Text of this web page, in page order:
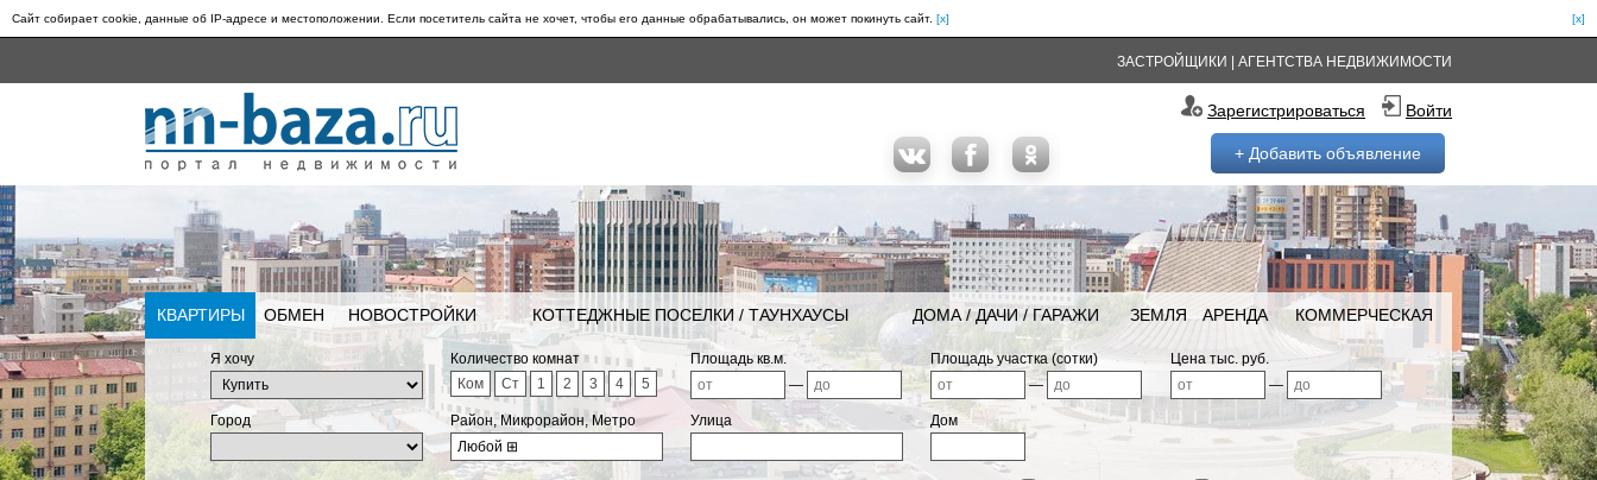
Сайт собирает cookie, данные об IP-адресе и местоположении. Если посетитель сайта не хочет, чтобы его данные обрабатывались, он может покинуть сайт. [x]
[x]
ЗАСТРОЙЩИКИ АГЕНТСТВА НЕДВИЖИМОСТИ
Зарегистрироваться Войти
+ Добавить объявление
КВАРТИРЫ ОБМЕН НОВОСТРОЙКИ КОТТЕДЖНЫЕ ПОСЕЛКИ / ТАУНХАУСЫ ДОМА / ДАЧИ / ГАРАЖИ ЗЕМЛЯ АРЕНДА КОММЕРЧЕСКАЯ
Я хочу
Количество комнат
Ком
Ст 1 2 3 4 5
Площадь кв.м.
—
Площадь участка (сотки)
—
Цена тыс. руб.
—
Город
Район, Микрорайон, Метро
Любой ⊞
Улица Дом